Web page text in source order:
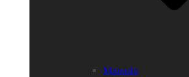
Manado